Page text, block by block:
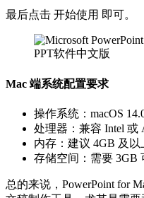
最后点击 开始使用 即可。
Mac 端系统配置要求
操作系统：macOS
处理器：兼容 Intel 或
内存：建议 4GB 及以
存储空间：需要 3GB
总的来说，PowerPoint for